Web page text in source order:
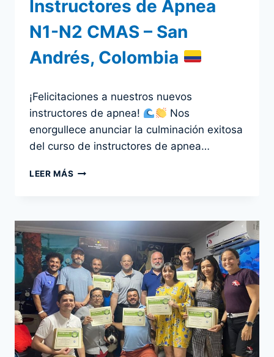
Instructores de Apnea
N1-N2 CMAS – San
Andrés, Colombia
admin
¡Felicitaciones a nuestros nuevos
instructores de apnea!
Nos
enorgullece anunciar la culminación exitosa
del curso de instructores de apnea…
LEER MÁS CURSO
INSTRUCTORES
DE
APNEA
N1-
CMAS
–
SAN
ANDRÉS,
COLOMBIA